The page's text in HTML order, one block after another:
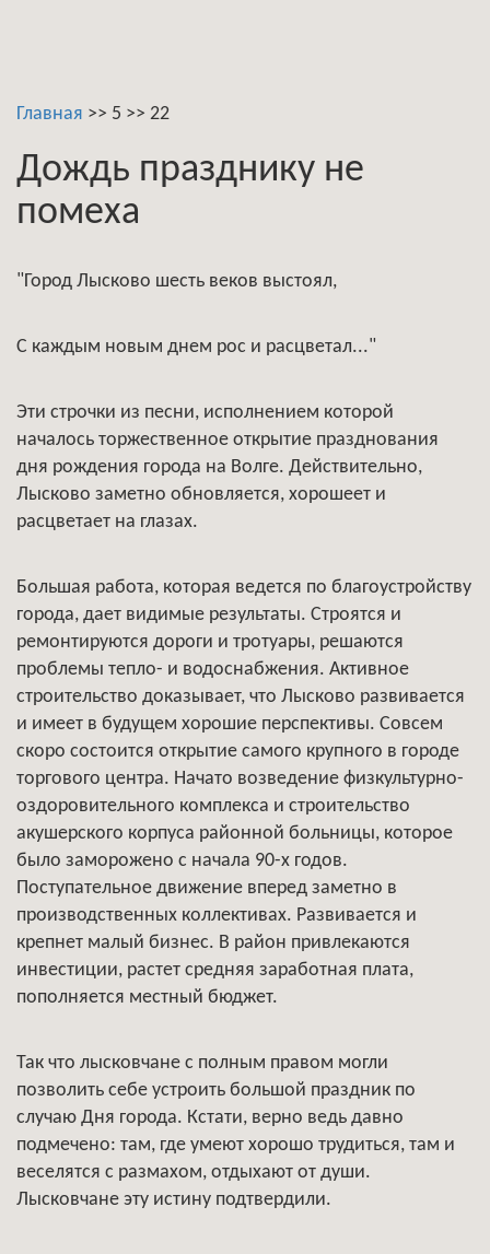
Главная >> 5 >> 22
Дождь празднику не
помеха
"Город Лысково шесть веков выстоял,
С каждым новым днем рос и расцветал..."
Эти строчки из песни, исполнением которой
началось торжественное открытие празднования
дня рождения города на Волге. Действительно,
Лысково заметно обновляется, хорошеет и
расцветает на глазах.
Большая работа, которая ведется по благоустройству
города, дает видимые результаты. Строятся и
ремонтируются дороги и тротуары, решаются
проблемы тепло- и водоснабжения. Активное
строительство доказывает, что Лысково развивается
и имеет в будущем хорошие перспективы. Совсем
скоро состоится открытие самого крупного в городе
торгового центра. Начато возведение физкультурно-
оздоровительного комплекса и строительство
акушерского корпуса районной больницы, которое
было заморожено с начала 90-х годов.
Поступательное движение вперед заметно в
производственных коллективах. Развивается и
крепнет малый бизнес. В район привлекаются
инвестиции, растет средняя заработная плата,
пополняется местный бюджет.
Так что лысковчане с полным правом могли
позволить себе устроить большой праздник по
случаю Дня города. Кстати, верно ведь давно
подмечено: там, где умеют хорошо трудиться, там и
веселятся с размахом, отдыхают от души.
Лысковчане эту истину подтвердили.